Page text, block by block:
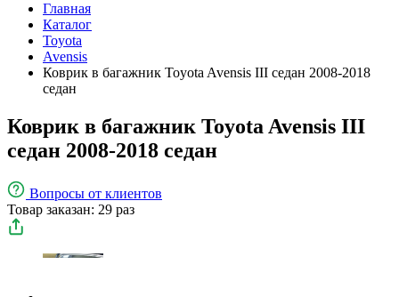
Главная
Каталог
Toyota
Avensis
Коврик в багажник Toyota Avensis III седан 2008-2018
седан
Коврик в багажник Toyota Avensis III
седан 2008-2018 седан
Вопросы от клиентов
Товар заказан: 29 раз